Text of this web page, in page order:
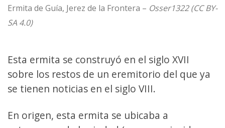
Ermita de Guía, Jerez de la Frontera – Osser1322 (CC BY-
SA 4.0)
Esta ermita se construyó en el siglo XVII
sobre los restos de un eremitorio del que ya
se tienen noticias en el siglo VIII.
En origen, esta ermita se ubicaba a